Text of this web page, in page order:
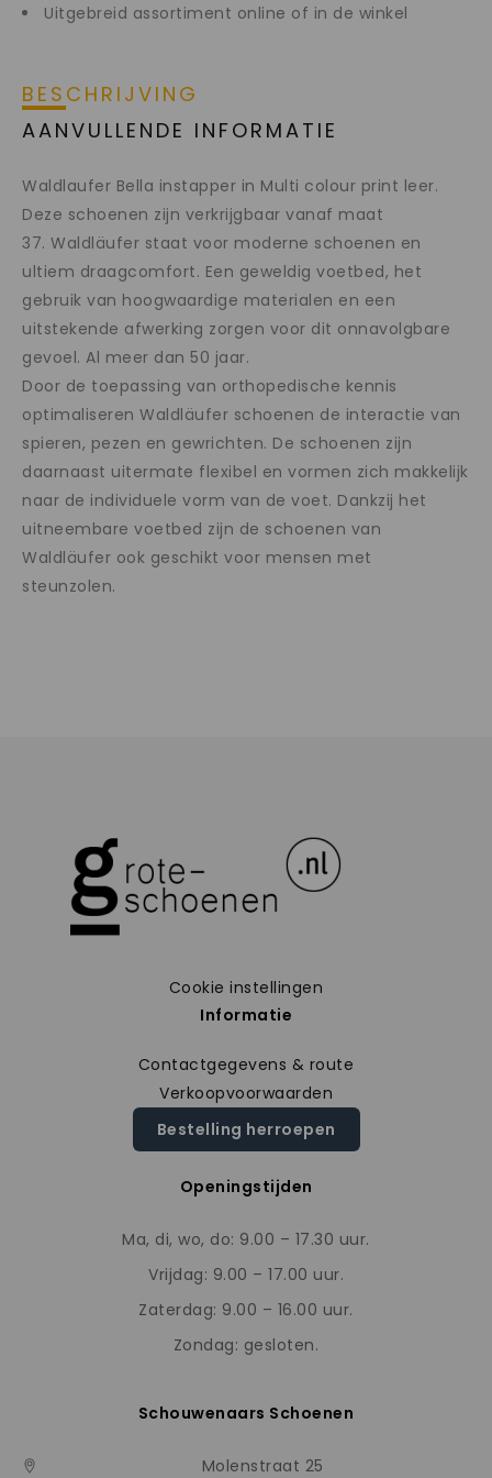
Uitgebreid assortiment online of in de winkel
BESCHRIJVING
AANVULLENDE INFORMATIE
Waldlaufer Bella instapper in Multi colour print leer.
Deze schoenen zijn verkrijgbaar vanaf maat
37. Waldläufer staat voor moderne schoenen en
ultiem draagcomfort. Een geweldig voetbed, het
gebruik van hoogwaardige materialen en een
uitstekende afwerking zorgen voor dit onnavolgbare
gevoel. Al meer dan 50 jaar.
Door de toepassing van orthopedische kennis
optimaliseren Waldläufer schoenen de interactie van
spieren, pezen en gewrichten. De schoenen zijn
daarnaast uitermate flexibel en vormen zich makkelijk
naar de individuele vorm van de voet. Dankzij het
uitneembare voetbed zijn de schoenen van
Waldläufer ook geschikt voor mensen met
steunzolen.
Cookie instellingen
Informatie
Contactgegevens & route
Verkoopvoorwaarden
Bestelling herroepen
Openingstijden
Ma, di, wo, do: 9.00 – 17.30 uur.
Vrijdag: 9.00 – 17.00 uur.
Zaterdag: 9.00 – 16.00 uur.
Zondag: gesloten.
Schouwenaars Schoenen
Molenstraat 25